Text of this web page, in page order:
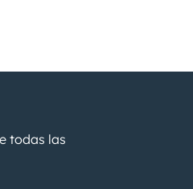
todas las